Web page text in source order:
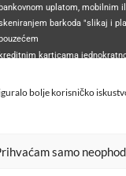
bolje korisničko
samo
bankovnom uplatom, mobilnim
barkoda "slikaj i
kreditnim karticama
Na vašu adresu ili na paketomat.